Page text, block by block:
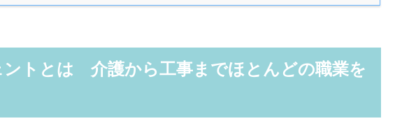
ントとは 介護から工事までほとんどの職業を